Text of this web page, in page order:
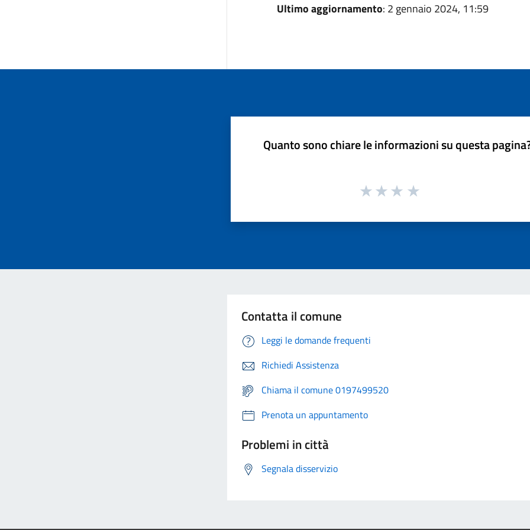
Ultimo aggiornamento: 2 gennaio 2024, 11:59
Quanto sono chiare le informazioni su questa
Contatta il comune
Leggi le domande frequenti
Richiedi Assistenza
Chiama il comune 0197499520
Prenota un appuntamento
Problemi in città
Segnala disservizio